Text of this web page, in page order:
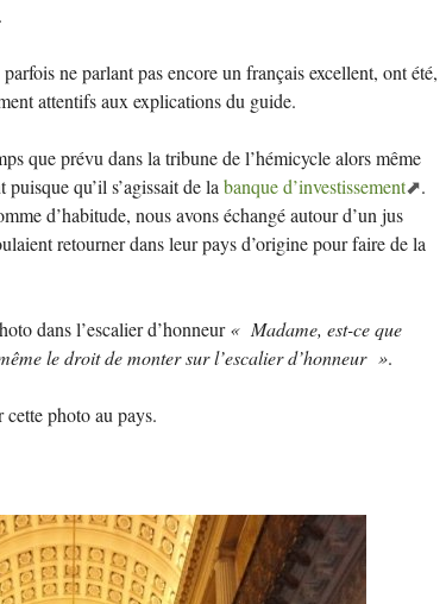
ne parlant pas encore un français excellent, ont été,
attentifs aux explications du guide.
que prévu dans la tribune de l’hémicycle alors même
qu’il s’agissait de la banque d’investissement
.
d’habitude, nous avons échangé autour d’un jus
retourner dans leur pays d’origine pour faire de la
dans l’escalier d’honneur« Madame, est-ce que
le droit de monter sur l’escalier d’honneur ».
cette photo au pays.